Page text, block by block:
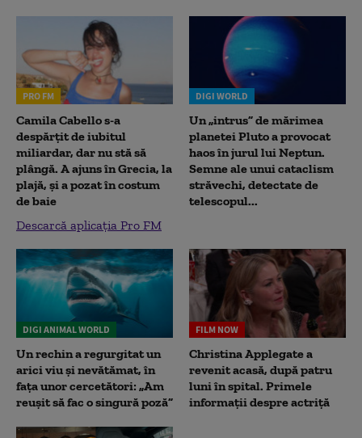
PRO FM
Camila Cabello s-a
despărțit de iubitul
miliardar, dar nu stă să
plângă. A ajuns în Grecia, la
plajă, și a pozat în costum
de baie
Descarcă aplicația Pro FM
DIGI WORLD
Un „intrus” de mărimea
planetei Pluto a provocat
haos în jurul lui Neptun.
Semne ale unui cataclism
străvechi, detectate de
telescopul...
DIGI ANIMAL WORLD
Un rechin a regurgitat un
arici viu și nevătămat, în
fața unor cercetători: „Am
reușit să fac o singură poză”
FILM NOW
Christina Applegate a
revenit acasă, după patru
luni în spital. Primele
informații despre actriță